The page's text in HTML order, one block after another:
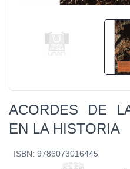
ACORDES DE
EN LA HISTORIA
ISBN: 9786073016445